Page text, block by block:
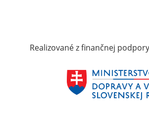
Realizované z finančnej